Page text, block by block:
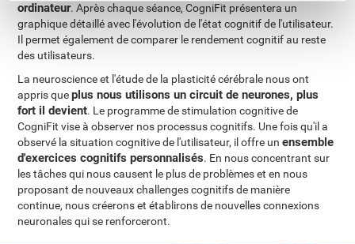
ordinateur. Après chaque séance, CogniFit présentera un
graphique détaillé avec l'évolution de l'état cognitif de l'utilisateur.
Il permet également de comparer le rendement cognitif au reste
des utilisateurs.
La neuroscience et l'étude de la plasticité cérébrale nous ont
appris queplus nous utilisons un circuit de neurones, plus
fort il devient. Le programme de stimulation cognitive de
CogniFit vise à observer nos processus cognitifs. Une fois qu'il a
observé la situation cognitive de l'utilisateur, il offre unensemble
d'exercices cognitifs personnalisés. En nous concentrant sur
les tâches qui nous causent le plus de problèmes et en nous
proposant de nouveaux challenges cognitifs de manière
continue, nous créerons et établirons de nouvelles connexions
neuronales qui se renforceront.